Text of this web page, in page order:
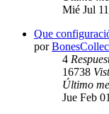
Mié Jul
Que
por
4
16738
Último
Jue Feb